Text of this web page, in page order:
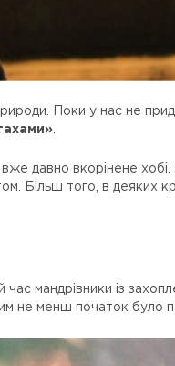
Поки у нас не
давно вкорінене
Більш того, в деяких
мандрівники із
не менш початок було